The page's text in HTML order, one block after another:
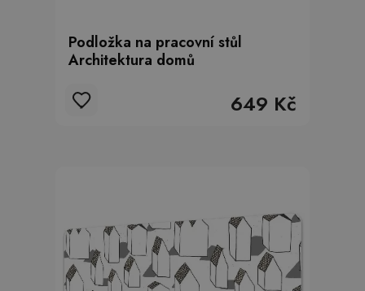
Podložka na pracovní stůl
Architektura domů
649 Kč